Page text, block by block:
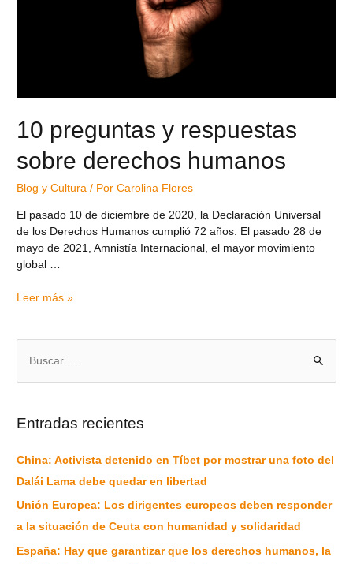
10 preguntas y respuestas
sobre derechos humanos
Blog y Cultura / PorCarolina Flores
El pasado 10 de diciembre de 2020, la Declaración Universal
de los Derechos Humanos cumplió 72 años. El pasado 28 de
mayo de 2021, Amnistía Internacional, el mayor movimiento
global …
Leer más »
Entradas recientes
China: Activista detenido en Tíbet por mostrar una foto del
Dalái Lama debe quedar en libertad
Unión Europea: Los dirigentes europeos deben responder
a la situación de Ceuta con humanidad y solidaridad
España: Hay que garantizar que los derechos humanos, la